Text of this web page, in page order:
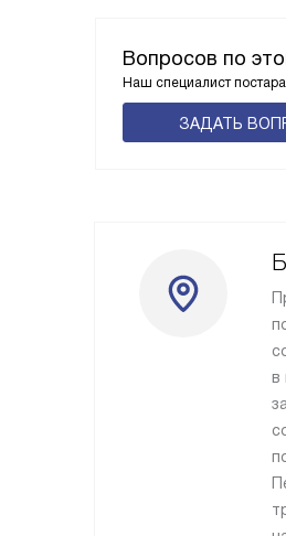
Вопросов по
Наш специалист
ЗАДАТЬ
в